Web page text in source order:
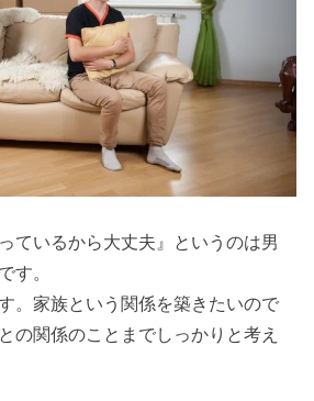
ているから大丈夫』というのは男
す。
。家族という関係を築きたいので
の関係のことまでしっかりと考え